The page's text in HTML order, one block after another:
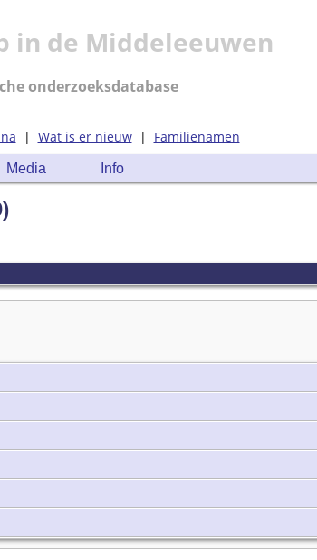
in de Middeleeuwen
onderzoeksdatabase
| Wat is er nieuw| Familienamen
Media Info